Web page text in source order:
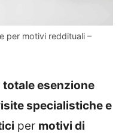
per motivi reddituali –
totale esenzione
specialistiche e
per motivi di